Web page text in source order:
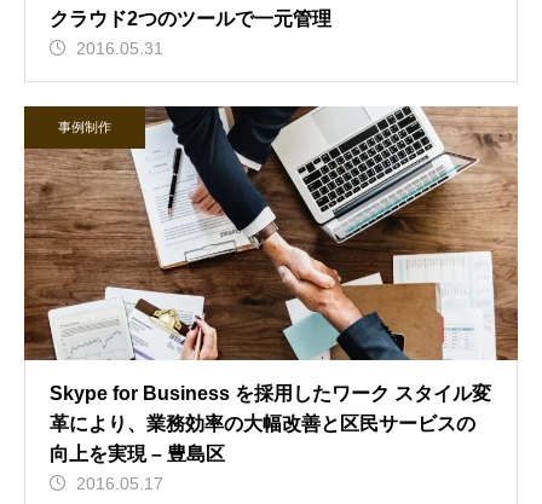
クラウド2つのツールで一元管理
2016.05.31
事例制作
Skype for Business を採用したワーク スタイル変
革により、業務効率の大幅改善と区民サービスの
向上を実現 – 豊島区
2016.05.17